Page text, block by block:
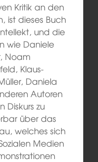
Kritik an den
ist dieses Buch
und die
wie Daniele
Noam
Klaus-
Daniela
Autoren
Diskurs zu
über das
welches sich
Medien